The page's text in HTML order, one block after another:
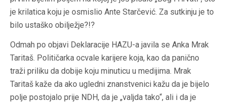
je krilatica koju je osmislio Ante Starčević. Za sutkinju je to
bilo ustaško obilježje?!?
Odmah po objavi Deklaracije HAZU-a javila se Anka Mrak
Taritaš. Političarka ocvale karijere koja, kao da panično
traži priliku da dobije koju minuticu u medijima. Mrak
Taritaš kaže da ako ugledni znanstvenici kažu da je bijelo
polje postojalo prije NDH, da je „valjda tako“, ali i da je